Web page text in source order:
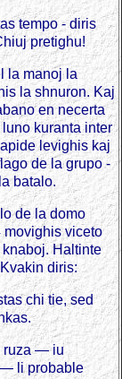
tempo - diris
pretighu!
la manoj la
la shnuron. Kaj
en necerta
kuranta inter
levighis kaj
de la grupo -
batalo.
de la domo
movighis viceto
Haltinte
diris:
chi tie, sed
ruza — iu
li probable